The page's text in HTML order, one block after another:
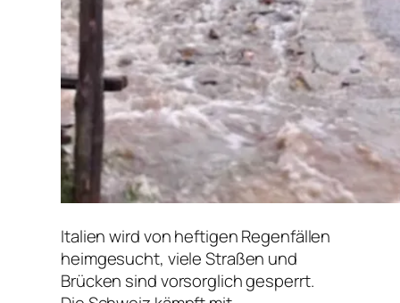
Italien wird von heftigen Regenfällen
heimgesucht, viele Straßen und
Brücken sind vorsorglich gesperrt.